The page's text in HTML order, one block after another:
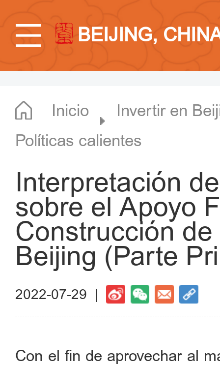
BEIJING,
Inicio
Invertir en
Políticas calientes
Interpretación
sobre el Apoyo
Construcción
Beijing (Parte
2022-07-29 |
Con el fin de aprovechar al